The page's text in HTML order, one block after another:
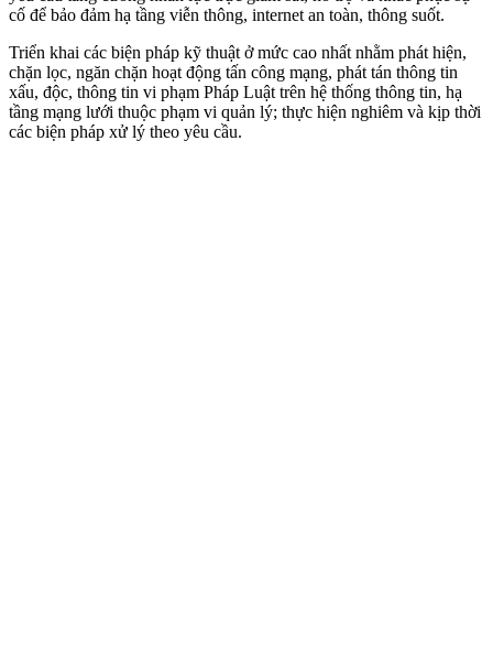
cố để bảo đảm hạ tầng viễn thông, internet an toàn, thông suốt.
Triển khai các biện pháp kỹ thuật ở mức cao nhất nhằm phát hiện,
chặn lọc, ngăn chặn hoạt động tấn công mạng, phát tán thông tin
xấu, độc, thông tin vi phạm Pháp Luật trên hệ thống thông tin, hạ
tầng mạng lưới thuộc phạm vi quản lý; thực hiện nghiêm và kịp thời
các biện pháp xử lý theo yêu cầu.